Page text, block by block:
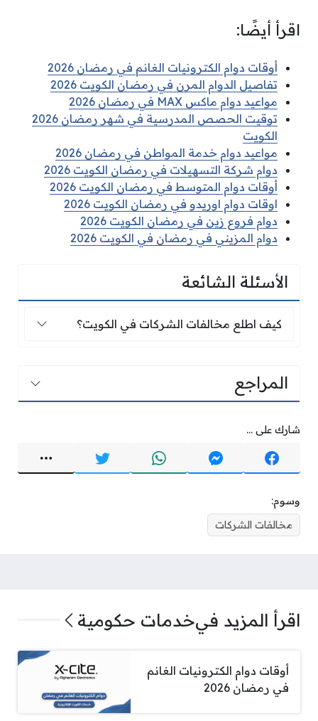
اقرأ أيضًا:
أوقات دوام الكترونيات الغانم في رمضان 2026
تفاصيل الدوام المرن في رمضان الكويت 2026
مواعيد دوام ماكس MAX في رمضان 2026
توقيت الحصص المدرسية في شهر رمضان 2026
الكويت
مواعيد دوام خدمة المواطن في رمضان 2026
دوام شركة التسهيلات في رمضان الكويت 2026
أوقات دوام المتوسط في رمضان الكويت 2026
اوقات دوام اوريدو في رمضان الكويت 2026
دوام فروع زين في رمضان الكويت 2026
دوام المزيني في رمضان في الكويت 2026
الأسئلة الشائعة
كيف اطلع مخالفات الشركات في الكويت؟
كيف اطلع مخالفات الشركات في الكويت؟
المراجع
شارك على ...
وسوم:
مخالفات الشركات
اقرأ المزيد فيخدمات حكومية
أوقات دوام الكترونيات الغانم
في رمضان 2026